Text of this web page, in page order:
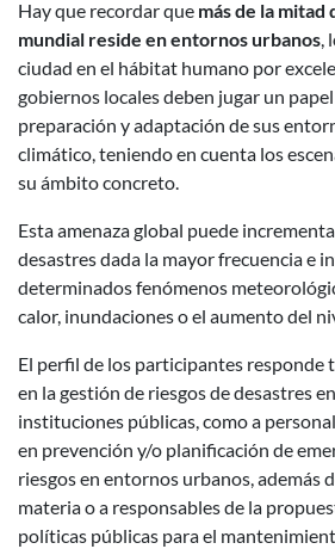
Hay que recordar que más de la mitad
mundial reside en entornos urbanos,
ciudad en el hábitat humano por
gobiernos locales deben jugar un
preparación y adaptación de sus
climático, teniendo en cuenta los
su ámbito concreto.
Esta amenaza global puede
desastres dada la mayor frecuencia e
determinados fenómenos
calor, inundaciones o el aumento del
El perfil de los participantes responde
en la gestión de riesgos de desastres
instituciones públicas, como a
en prevención y/o planificación de
riesgos en entornos urbanos, además
materia o a responsables de la
políticas públicas para el